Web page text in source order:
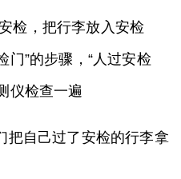
检，把行李放入安检
门”的步骤，“人过安检
仪检查一遍
把自己过了安检的行李拿